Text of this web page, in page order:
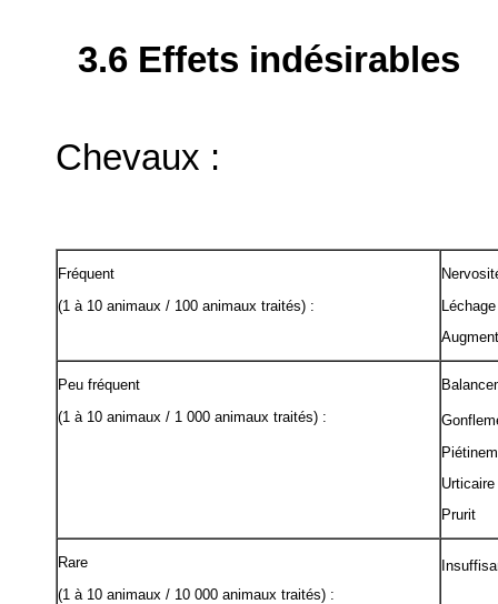
3.6 Effets indésirables
Chevaux :
Fréquent
(1 à 10 animaux / 100 animaux traités) :
Peu fréquent
(1 à 10 animaux / 1 000 animaux traités) :
Urticaire
Prurit
Rare
(1 à 10 animaux / 10 000 animaux traités) :